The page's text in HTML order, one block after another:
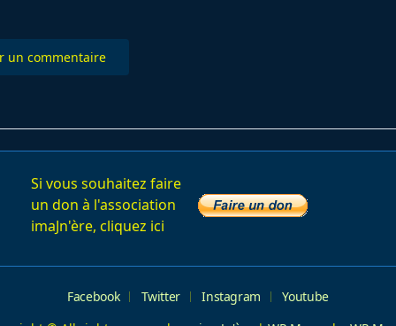
Si vous souhaitez faire
un don à l'association
imaJn'ère, cliquez ici
Facebook Twitter Instagram
Youtube